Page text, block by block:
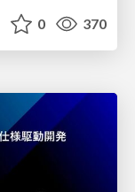
0 370